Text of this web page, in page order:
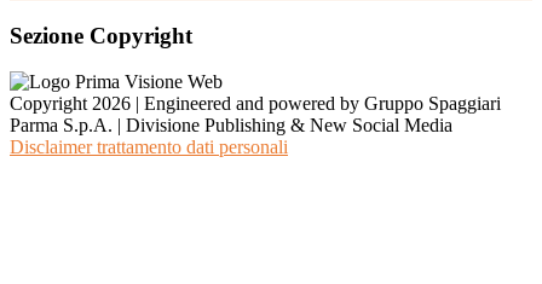
Sezione Copyright
Copyright 2026 | Engineered and powered by Gruppo Spaggiari
Parma S.p.A. | Divisione Publishing & New Social Media
Disclaimer trattamento dati personali